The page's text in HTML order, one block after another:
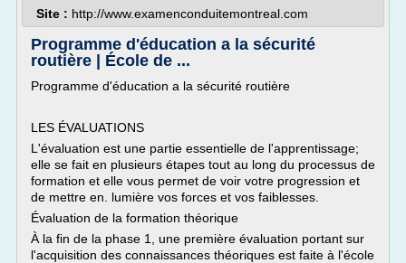
Site : http://www.examenconduitemontreal.com
Programme d'éducation a la sécurité
routière | École de ...
Programme d'éducation a la sécurité routière
LES ÉVALUATIONS
L'évaluation est une partie essentielle de l'apprentissage;
elle se fait en plusieurs étapes tout au long du processus de
formation et elle vous permet de voir votre progression et
de mettre en. lumière vos forces et vos faiblesses.
Évaluation de la formation théorique
À la fin de la phase 1, une première évaluation portant sur
l'acquisition des connaissances théoriques est faite à l'école